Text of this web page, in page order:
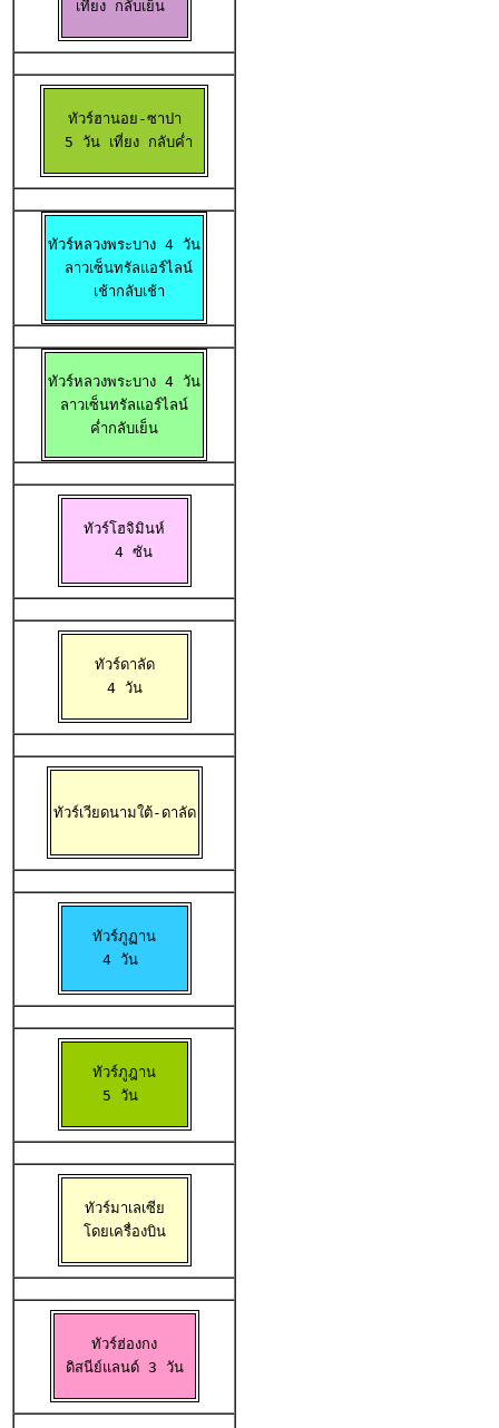
เที่ยง กลับเย็น
ทัวร์ฮานอย-ซาปา
  5 วัน เที่ยง กลับค่ำ
ทัวร์หลวงพระบาง 4 วัน
ลาวเซ็นทรัลแอร์ไลน์
เช้ากลับเช้า
ทัวร์หลวงพระบาง 4 วัน
ลาวเซ็นทรัลแอร์ไลน์
ค่ำกลับเย็น
ทัวร์โฮจิมินห์
  4 ซัน
ทัวร์ดาลัด
4 วัน
ทัวร์เวียดนามใต้-ดาลัด
ทัวร์ภูฏาน
4 วัน
ทัวร์ภูฎาน
5 วัน
ทัวร์มาเลเซีย
โดยเครื่องบิน
ทัวร์ฮ่องกง
ดิสนีย์แลนด์ 3 วัน